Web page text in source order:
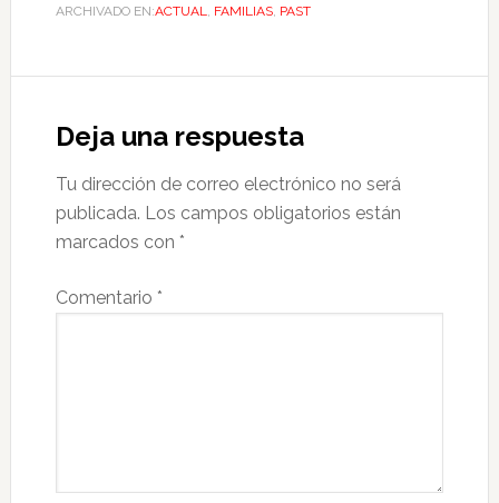
ARCHIVADO EN:ACTUAL FAMILIAS, PAST
Deja una respuesta
Tu dirección de correo electrónico no será
publicada. Los campos obligatorios están
marcados con *
Comentario *